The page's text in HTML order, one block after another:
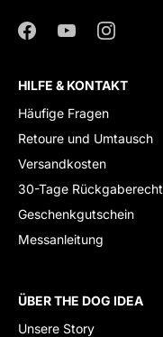
HILFE & KONTAKT
Häufige Fragen
Retoure und Umtausch
Versandkosten
30-Tage Rückgaberecht
Geschenkgutschein
Messanleitung
ÜBER THE DOG IDEA
Unsere Story